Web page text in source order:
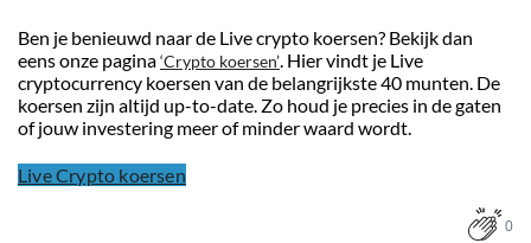
Ben je benieuwd naar de Live crypto koersen? Bekijk dan
eens onze pagina‘Crypto koersen’. Hier vindt je Live
cryptocurrency koersen van de belangrijkste 40 munten. De
koersen zijn altijd up-to-date. Zo houd je precies in de gaten
of jouw investering meer of minder waard wordt.
Live Crypto koersen
0